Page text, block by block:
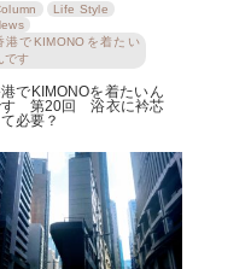
Life Style
港でKIMONOを着たい
です
でKIMONOを着たいん
す 第20回 浴衣に衿芯
必要？